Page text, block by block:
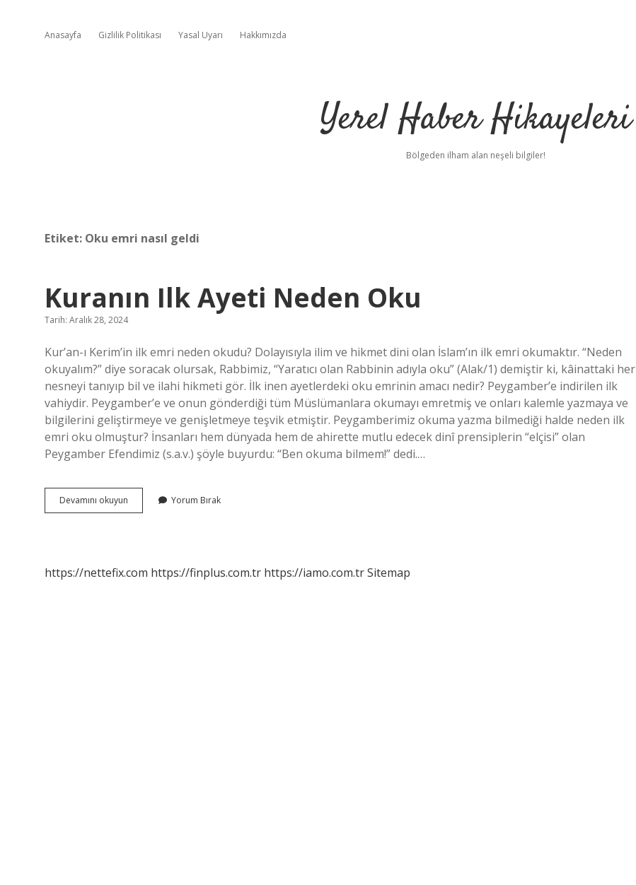
Anasayfa Gizlilik Politikası Yasal Uyarı Hakkımızda
Yerel Haber Hikayeleri
Bölgeden ilham alan neşeli bilgiler!
Etiket: Oku emri nasıl geldi
Kuranın Ilk Ayeti Neden Oku
Tarih: Aralık 28, 2024
Kur’an-ı Kerim’in ilk emri neden okudu? Dolayısıyla ilim ve hikmet dini olan İslam’ın ilk emri okumaktır. “Neden
okuyalım?” diye soracak olursak, Rabbimiz, “Yaratıcı olan Rabbinin adıyla oku” (Alak/1) demiştir ki, kâinattaki her
nesneyi tanıyıp bil ve ilahi hikmeti gör. İlk inen ayetlerdeki oku emrinin amacı nedir? Peygamber’e indirilen ilk
vahiydir. Peygamber’e ve onun gönderdiği tüm Müslümanlara okumayı emretmiş ve onları kalemle yazmaya ve
bilgilerini geliştirmeye ve genişletmeye teşvik etmiştir. Peygamberimiz okuma yazma bilmediği halde neden ilk
emri oku olmuştur? İnsanları hem dünyada hem de ahirette mutlu edecek dinî prensiplerin “elçisi” olan
Peygamber Efendimiz (s.a.v.) şöyle buyurdu: “Ben okuma bilmem!” dedi.…
Devamını okuyun
Ilk
Yorum Bırak
https://nettefix.com https://finplus.com.tr https://iamo.com.trSitemap